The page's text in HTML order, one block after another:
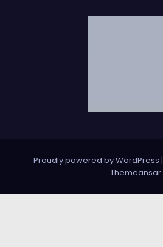
Proudly powered by WordPress |
Themeansar.